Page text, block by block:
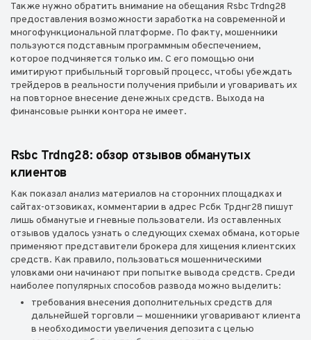
Также нужно обратить внимание на обещания Rsbc Trdng28
предоставления возможности заработка на современной и
многофункциональной платформе. По факту, мошенники
пользуются подставным программным обеспечением,
которое подчиняется только им. С его помощью они
имитируют прибыльный торговый процесс, чтобы убеждать
трейдеров в реальности получения прибыли и уговаривать их
на повторное внесение денежных средств. Выхода на
финансовые рынки контора не имеет.
Rsbc Trdng28: обзор отзывов обманутых
клиентов
Как показал анализ материалов на сторонних площадках и
сайтах-отзовиках, комментарии в адрес Рсбк Трднг28 пишут
лишь обманутые и гневные пользователи. Из оставленных
отзывов удалось узнать о следующих схемах обмана, которые
применяют представители брокера для хищения клиентских
средств. Как правило, пользоваться мошенническими
уловками они начинают при попытке вывода средств. Среди
наиболее популярных способов развода можно выделить:
требования внесения дополнительных средств для
дальнейшей торговли — мошенники уговаривают клиента
в необходимости увеличения депозита с целью